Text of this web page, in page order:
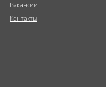
Вакансии
Контакты